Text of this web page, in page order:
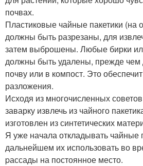
почвах.
Пластиковые чайные пакетики (на
должны быть разрезаны, для
затем выброшены. Любые бирки
должны быть удалены, прежде чем
почву или в компост. Это
разложения.
Исходя из многочисленных
заварку извлечь из чайного
изготовлен из синтетических
Я уже начала откладывать чайные
дальнейшем их использовать во
pассады на постоянное место.